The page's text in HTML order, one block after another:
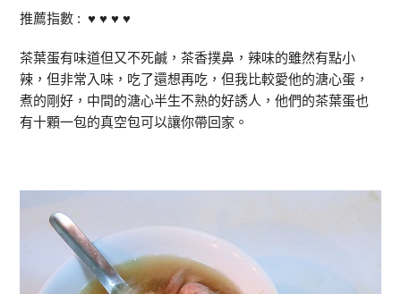
推薦指數 : ♥ ♥ ♥ ♥
茶葉蛋有味道但又不死鹹，茶香撲鼻，辣味的雖然有點小
辣，但非常入味，吃了還想再吃，但我比較愛他的溏心蛋，
煮的剛好，中間的溏心半生不熟的好誘人，他們的茶葉蛋也
有十顆一包的真空包可以讓你帶回家。